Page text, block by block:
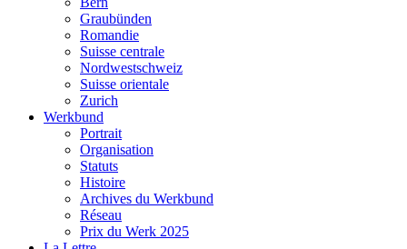
Graubünden
Romandie
Suisse centrale
Nordwestschweiz
Suisse orientale
Zurich
Werkbund
Portrait
Organisation
Statuts
Histoire
Archives du Werkbund
Réseau
Prix du Werk 2025